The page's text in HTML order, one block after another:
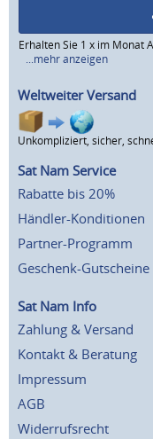
Erhalten Sie 1 x im Monat
...mehr anzeigen
Weltweiter Versand
Unkompliziert, sicher,
Sat Nam Service
Rabatte bis 20%
Händler-Konditionen
Partner-Programm
Geschenk-Gutscheine
Sat Nam Info
Zahlung & Versand
Kontakt & Beratung
Impressum
AGB
Widerrufsrecht